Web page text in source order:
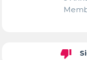
thumb_down